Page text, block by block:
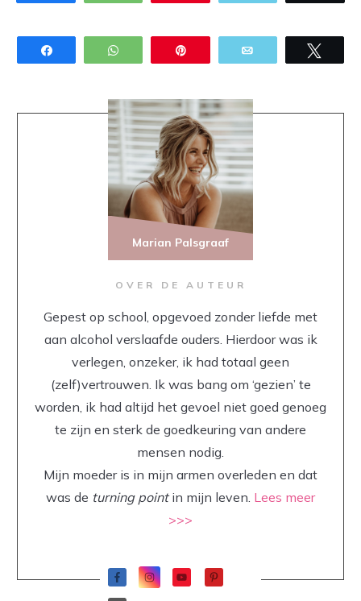
WhatsApp
OVER DE AUTEUR
Gepest op school, opgevoed zonder liefde met
aan alcohol verslaafde ouders. Hierdoor was ik
verlegen, onzeker, ik had totaal geen
(zelf)vertrouwen. Ik was bang om ‘gezien’ te
worden, ik had altijd het gevoel niet goed genoeg
te zijn en sterk de goedkeuring van andere
mensen nodig.
Mijn moeder is in mijn armen overleden en dat
was de turning pointin mijn leven. Lees meer
>>>
Marian Palsgraaf